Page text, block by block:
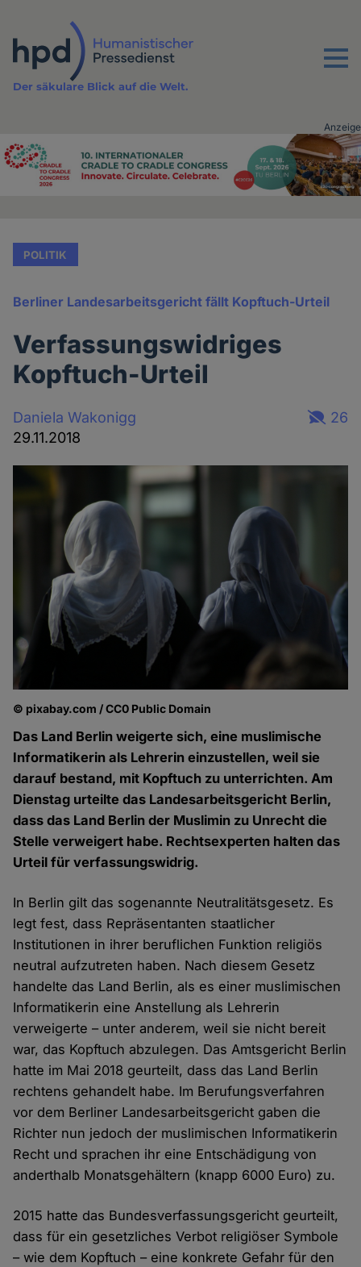
Inhalt
Menu
Der säkulare Blick auf die Welt.
Advertising
Anzeige
POLITIK
Berliner Landesarbeitsgericht fällt Kopftuch-Urteil
Verfassungswidriges
Kopftuch-Urteil
Daniela Wakonigg
29.11.2018
26
© pixabay.com / CC0 Public Domain
Das Land Berlin weigerte sich, eine muslimische
Informatikerin als Lehrerin einzustellen, weil sie
darauf bestand, mit Kopftuch zu unterrichten. Am
Dienstag urteilte das Landesarbeitsgericht Berlin,
dass das Land Berlin der Muslimin zu Unrecht die
Stelle verweigert habe. Rechtsexperten halten das
Urteil für verfassungswidrig.
In Berlin gilt das sogenannte Neutralitätsgesetz. Es
legt fest, dass Repräsentanten staatlicher
Institutionen in ihrer beruflichen Funktion religiös
neutral aufzutreten haben. Nach diesem Gesetz
handelte das Land Berlin, als es einer muslimischen
Informatikerin eine Anstellung als Lehrerin
verweigerte – unter anderem, weil sie nicht bereit
war, das Kopftuch abzulegen. Das Amtsgericht Berlin
hatte im Mai 2018 geurteilt, dass das Land Berlin
rechtens gehandelt habe. Im Berufungsverfahren
vor dem Berliner Landesarbeitsgericht gaben die
Richter nun jedoch der muslimischen Informatikerin
Recht und sprachen ihr eine Entschädigung von
anderthalb Monatsgehältern (knapp 6000 Euro) zu.
2015 hatte das Bundesverfassungsgericht geurteilt,
dass für ein gesetzliches Verbot religiöser Symbole
– wie dem Kopftuch – eine konkrete Gefahr für den